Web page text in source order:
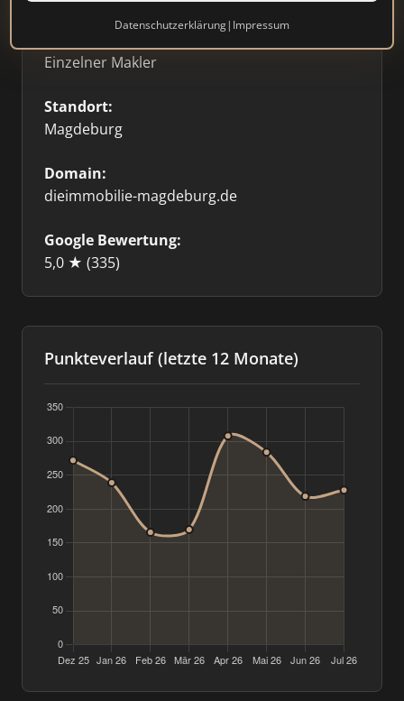
Datenschutzerklärung| Impressum
Einzelner Makler
Standort:
Magdeburg
Domain:
dieimmobilie-magdeburg.de
Google Bewertung:
5,0 ★ (335)
Punkteverlauf (letzte 12 Monate)